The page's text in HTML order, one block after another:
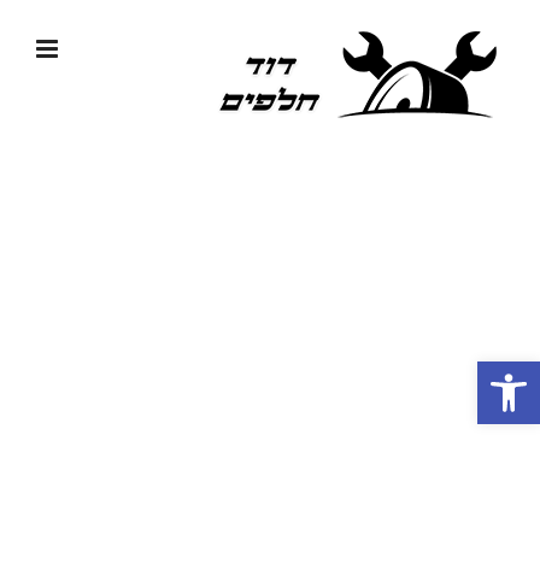
פתח סרגל נגישות
לתוכן